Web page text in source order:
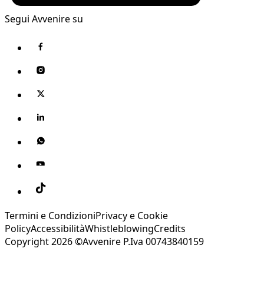
Segui Avvenire su
Termini e CondizioniPrivacy e Cookie
PolicyAccessibilitàWhistleblowingCredits
Copyright 2026 ©Avvenire P.Iva 00743840159